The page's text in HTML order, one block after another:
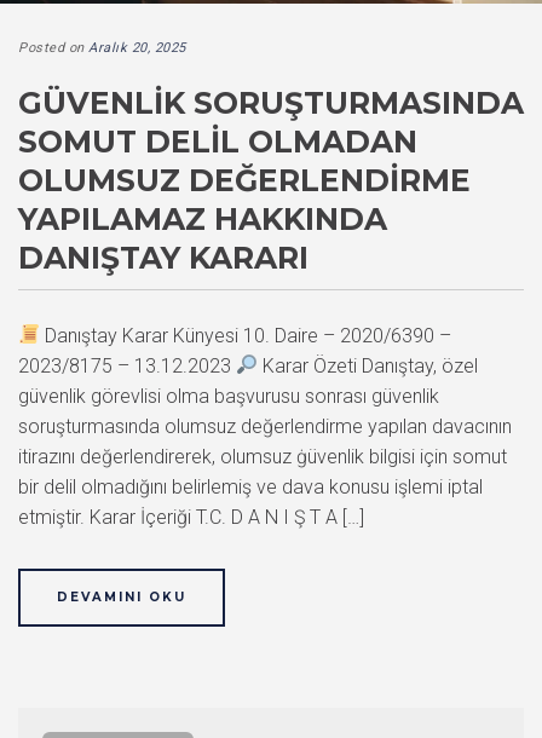
Posted on Aralık 20, 2025
GÜVENLIK SORUŞTURMASINDA
SOMUT DELIL OLMADAN
OLUMSUZ DEĞERLENDIRME
YAPILAMAZ HAKKINDA
DANIŞTAY KARARI
Danıştay Karar Künyesi 10. Daire – 2020/6390 –
2023/8175 – 13.12.2023
Karar Özeti Danıştay, özel
güvenlik görevlisi olma başvurusu sonrası güvenlik
soruşturmasında olumsuz değerlendirme yapılan davacının
itirazını değerlendirerek, olumsuz ġüvenlik bilgisi için somut
bir delil olmadığını belirlemiş ve dava konusu işlemi iptal
etmiştir. Karar İçeriği T.C. D A N I Ş T A […]
DEVAMINI OKU